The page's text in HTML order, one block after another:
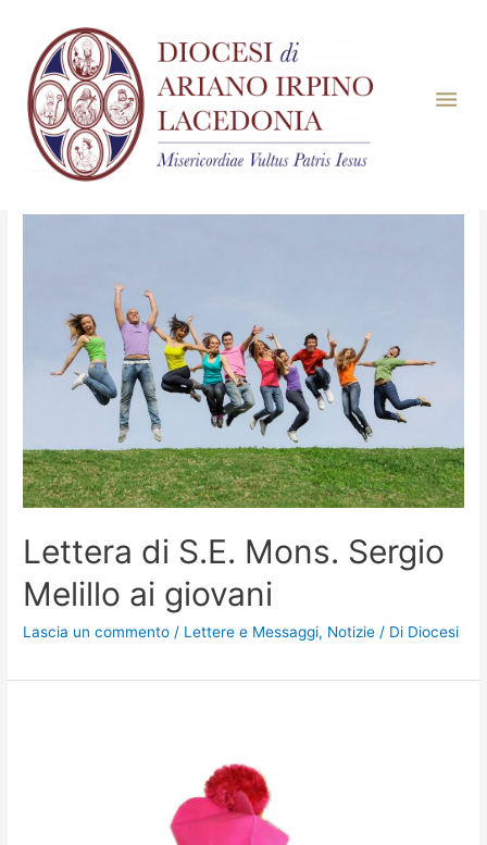
Mese:Ottobre 2025
Lettera di S.E. Mons. Sergio
Melillo ai giovani
Lascia un commento / Lettere e Messaggi, Notizie / Di Diocesi